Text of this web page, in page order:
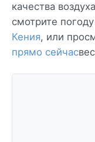
качества
смотрите
Кения, или
прямо сейчас